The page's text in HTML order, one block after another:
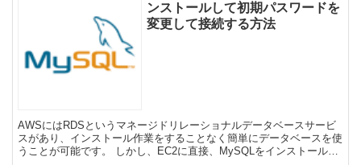
ンストールして初期パスワードを
変更して接続する方法
AWSにはRDSというマネージドリレーショナルデータベースサービ
スがあり、インストール作業をすることなく簡単にデータベースを使
うことが可能です。 しかし、EC2に直接、MySQLをインストールす